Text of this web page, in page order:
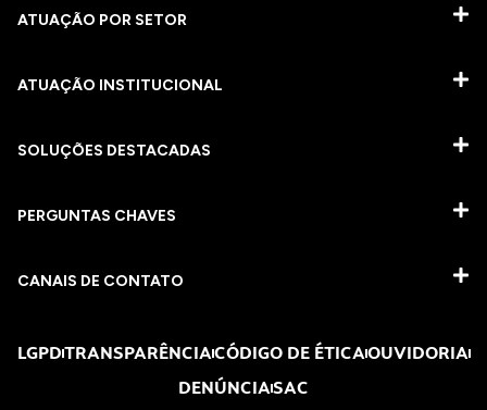
ATUAÇÃO POR SETOR
ATUAÇÃO INSTITUCIONAL
SOLUÇÕES DESTACADAS
PERGUNTAS CHAVES​
CANAIS DE CONTATO
LGPDTRANSPARÊNCIACÓDIGO DE ÉTICAOUVIDORIA
DENÚNCIASAC